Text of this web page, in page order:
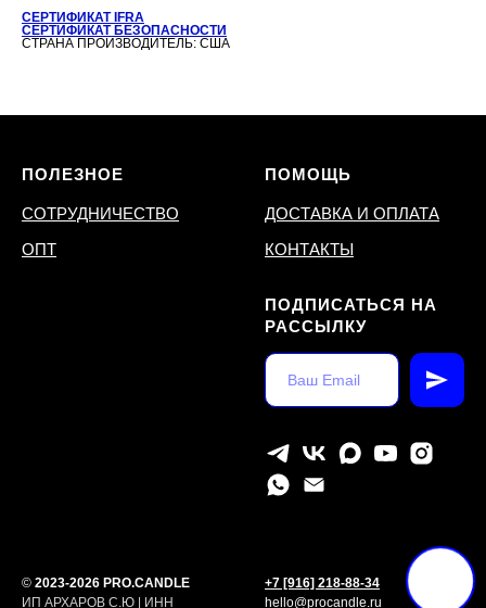
СЕРТИФИКАТ IFRA
СЕРТИФИКАТ БЕЗОПАСНОСТИ
СТРАНА ПРОИЗВОДИТЕЛЬ: США
ПОЛЕЗНОЕ
СОТРУДНИЧЕСТВО
ОПТ
ПОМОЩЬ
ДОСТАВКА И ОПЛАТА
КОНТАКТЫ
ПОДПИСАТЬСЯ НА
РАССЫЛКУ
© 2023-2026 PRO.CANDLE
ИП АРХАРОВ С.Ю | ИНН
+7 [916] 218-88-34
hello@procandle.ru